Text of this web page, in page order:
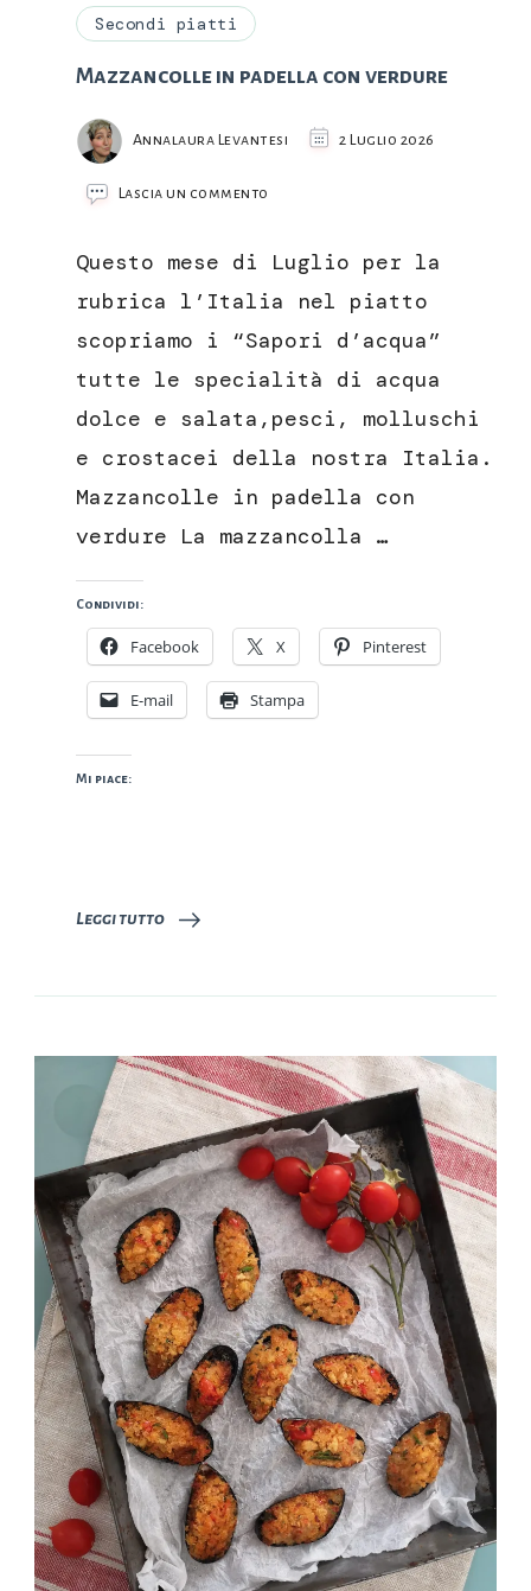
Secondi piatti
Mazzancolle in padella con verdure
Annalaura Levantesi 2 Luglio 2026
Lascia un commento
padella
Questo mese di Luglio per la
rubrica l’Italia nel piatto
scopriamo i “Sapori d’acqua”
tutte le specialità di acqua
dolce e salata,pesci, molluschi
e crostacei della nostra Italia.
Mazzancolle in padella con
verdure La mazzancolla …
Condividi:
Facebook X Pinterest
E-mail Stampa
Mi piace:
Leggi tutto